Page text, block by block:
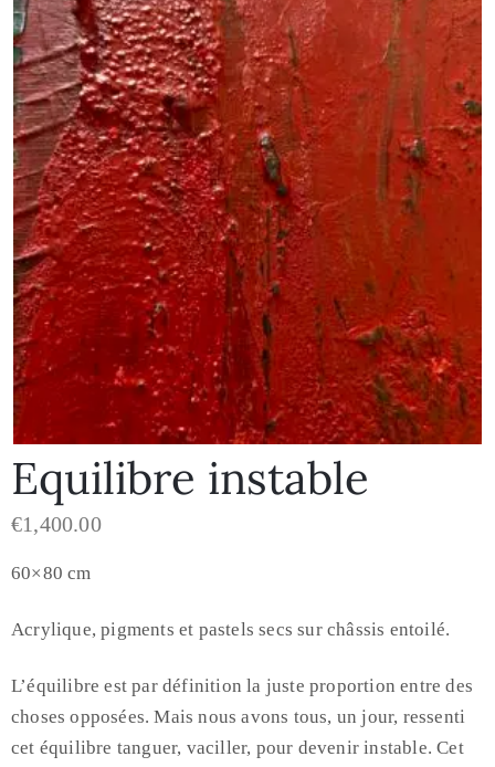
Equilibre instable
€1,400.00
60×80 cm
Acrylique, pigments et pastels secs sur châssis entoilé.
L’équilibre est par définition la juste proportion entre des
choses opposées. Mais nous avons tous, un jour, ressenti
cet équilibre tanguer, vaciller, pour devenir instable. Cet